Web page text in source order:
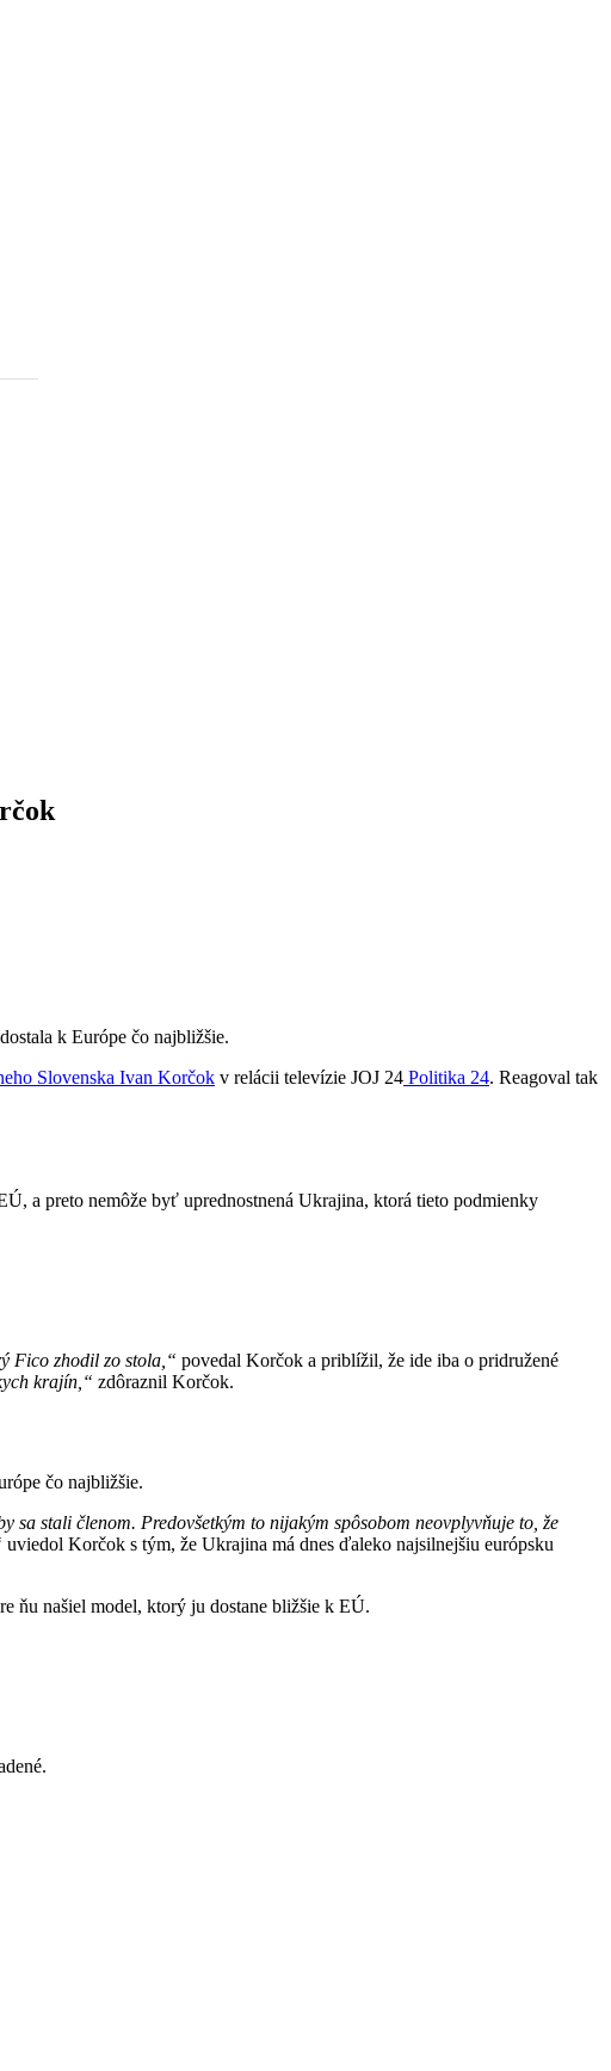
k Európe čo najbližšie.
Slovenska Ivan Korčok v relácii televízie JOJ 24 Politika 24. Reagoval tak
a preto nemôže byť uprednostnená Ukrajina, ktorá tieto podmienky
Fico zhodil zo stola,“ povedal Korčok a priblížil, že ide iba o pridružené
krajín,“ zdôraznil Korčok.
čo najbližšie.
stali členom. Predovšetkým to nijakým spôsobom neovplyvňuje to, že
uviedol Korčok s tým, že Ukrajina má dnes ďaleko najsilnejšiu európsku
ňu našiel model, ktorý ju dostane bližšie k EÚ.